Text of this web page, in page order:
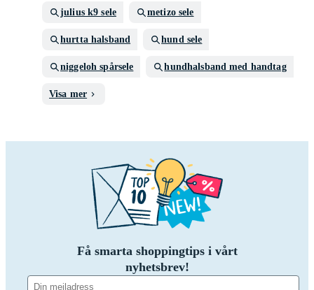
julius k9 sele metizo sele
hurtta halsband hund sele
niggeloh spårsele hundhalsband med handtag
Visa mer
Få smarta shoppingtips i vårt
nyhetsbrev!